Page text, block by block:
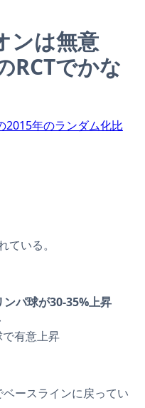
ンは無意
RCTでかな
2015年のランダム化比
ている。
パ球が30-35%上昇
有意上昇
ースラインに戻ってい